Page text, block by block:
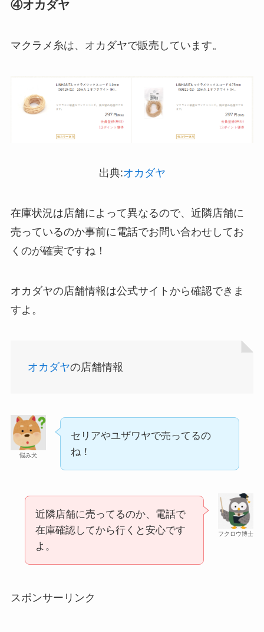
あずきバーこしあんはどこで売ってる？コンビニ
ブンなどのコンビニで買える！
マックカードはどこで買える？Amazonや金券ショ
ップに売ってる！
五家宝はどこで買える？取扱店はスーパーや百貨
ストレッチポールはどこで買える？取扱店は100均
務スーパーで買える！
食紅はどこで買える？ダイソーやセリアなどの100
均で売ってる？
インソールはどこに売ってる？100均やドラッグス
④オカダヤ
マクラメ糸は、オカダヤで販売しています。
出典:オカダヤ
在庫状況は店舗によって異なるので、近隣店舗に
売っているのか事前に電話でお問い合わせしてお
くのが確実ですね！
オカダヤの店舗情報は公式サイトから確認できま
すよ。
オカダヤの店舗情報
悩み犬
セリアやユザワヤで売ってるの
ね！
フクロウ博士
近隣店舗に売ってるのか、電話で
在庫確認してから行くと安心です
よ。
スポンサーリンク